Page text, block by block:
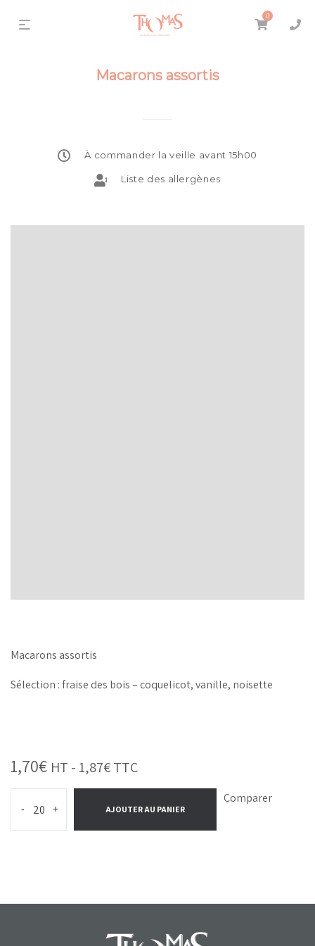
0
Macarons assortis
À commander la veille avant 15h00
Liste des allergènes
Macarons assortis
Sélection : fraise des bois – coquelicot, vanille, noisette
1,70€ HT - 1,87€TTC
- + AJOUTER AU PANIER
Comparer